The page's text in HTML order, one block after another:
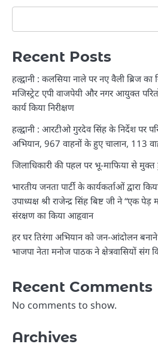
Recent Posts
हल्द्वानी : कलसिया नाले पर नए वैली ब्रिज का
मजिस्ट्रेट एपी वाजपेयी और नगर आयुक्त
कार्य किया निरीक्षण
हल्द्वानी : आरटीओ गुरदेव सिंह के निर्देश पर
अभियान, 967 वाहनों के हुए चालान, 113
जिलाधिकारी की पहल पर भू-माफिया से मुक्त
भारतीय जनता पार्टी के कार्यकर्ताओं द्वारा
उपाध्यक्ष श्री राजेन्द्र सिंह बिष्ट जी ने “एक
संरक्षण का किया आहृवान
हर घर तिरंगा अभियान को जन-आंदोलन
भाजपा नेता मनोज पाठक ने क्षेत्रवासियों संग
Recent Comments
No comments to show.
Archives